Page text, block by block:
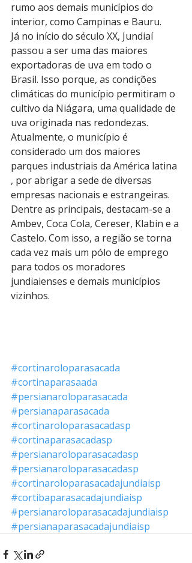
rumo aos demais municípios do
interior, como Campinas e Bauru.
Já no início do século XX, Jundiaí
passou a ser uma das maiores
exportadoras de uva em todo o
Brasil. Isso porque, as condições
climáticas do município permitiram o
cultivo da Niágara, uma qualidade de
uva originada nas redondezas.
Atualmente, o município é
considerado um dos maiores
parques industriais da América latina
, por abrigar a sede de diversas
empresas nacionais e estrangeiras.
Dentre as principais, destacam-se a
Ambev, Coca Cola, Cereser, Klabin e a
Castelo. Com isso, a região se torna
cada vez mais um pólo de emprego
para todos os moradores
jundiaienses e demais municípios
vizinhos.
#cortinaroloparasacada
#cortinaparasaada
#persianaroloparasacada
#persianaparasacada
#cortinaroloparasacadasp
#cortinaparasacadasp
#persianaroloparasacadasp
#persianaroloparasacadasp
#cortinaroloparasacadajundiaisp
#cortibaparasacadajundiaisp
#persianaroloparasacadajundiaisp
#persianaparasacadajundiaisp